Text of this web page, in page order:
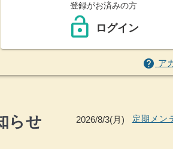
登録がお済みの方
lock_open ログイン
help ア
らせ 2026/8/3(月) 定期メン